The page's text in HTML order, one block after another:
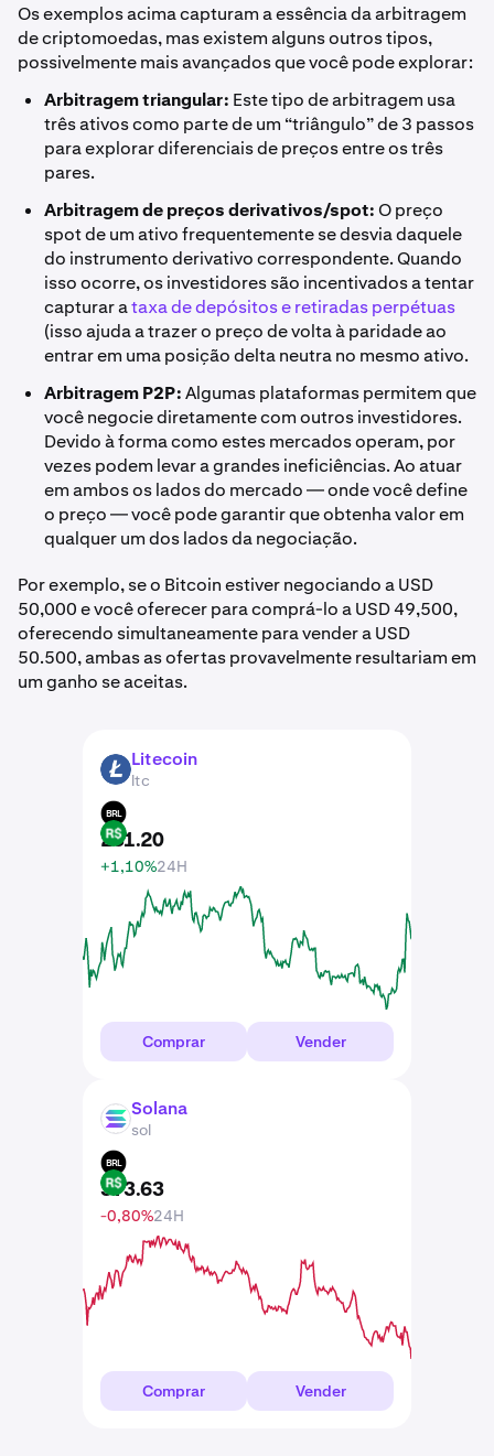
Os exemplos acima capturam a essência da arbitragem
de criptomoedas, mas existem alguns outros tipos,
possivelmente mais avançados que você pode explorar:
Arbitragem triangular: Este tipo de arbitragem usa
três ativos como parte de um “triângulo” de 3 passos
para explorar diferenciais de preços entre os três
pares.
Arbitragem de preços derivativos/spot:O preço
spot de um ativo frequentemente se desvia daquele
do instrumento derivativo correspondente. Quando
isso ocorre, os investidores são incentivados a tentar
capturar ataxa de depósitos e retiradas perpétuas
(isso ajuda a trazer o preço de volta à paridade ao
entrar em uma posição delta neutra no mesmo ativo.
Arbitragem P2P:Algumas plataformas permitem que
você negocie diretamente com outros investidores.
Devido à forma como estes mercados operam, por
vezes podem levar a grandes ineficiências. Ao atuar
em ambos os lados do mercado — onde você define
o preço — você pode garantir que obtenha valor em
qualquer um dos lados da negociação.
Por exemplo, se o Bitcoin estiver negociando a USD
50,000 e você oferecer para comprá-lo a USD 49,500,
oferecendo simultaneamente para vender a USD
50.500, ambas as ofertas provavelmente resultariam em
um ganho se aceitas.
LTC Litecoin
ltc
BRL
231.20
+1,10%24H
Comprar Vender
SOL Solana
sol
BRL
373.63
-0,80%24H
Comprar Vender